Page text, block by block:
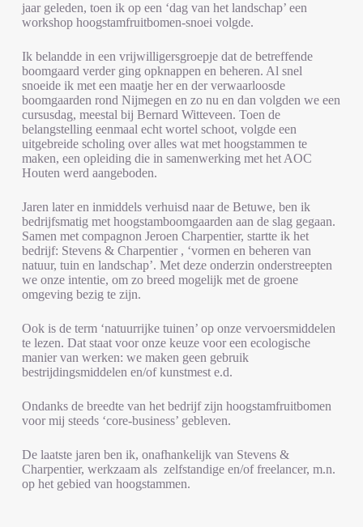
jaar geleden, toen ik op een ‘dag van het landschap’ een
workshop hoogstamfruitbomen-snoei volgde.
Ik belandde in een vrijwilligersgroepje dat de betreffende
boomgaard verder ging opknappen en beheren. Al snel
snoeide ik met een maatje her en der verwaarloosde
boomgaarden rond Nijmegen en zo nu en dan volgden we een
cursusdag, meestal bij Bernard Witteveen. Toen de
belangstelling eenmaal echt wortel schoot, volgde een
uitgebreide scholing over alles wat met hoogstammen te
maken, een opleiding die in samenwerking met het AOC
Houten werd aangeboden.
Jaren later en inmiddels verhuisd naar de Betuwe, ben ik
bedrijfsmatig met hoogstamboomgaarden aan de slag gegaan.
Samen met compagnon Jeroen Charpentier, startte ik het
bedrijf: Stevens & Charpentier , ‘vormen en beheren van
natuur, tuin en landschap’. Met deze onderzin onderstreepten
we onze intentie, om zo breed mogelijk met de groene
omgeving bezig te zijn.
Ook is de term ‘natuurrijke tuinen’ op onze vervoersmiddelen
te lezen. Dat staat voor onze keuze voor een ecologische
manier van werken: we maken geen gebruik
bestrijdingsmiddelen en/of kunstmest e.d.
Ondanks de breedte van het bedrijf zijn hoogstamfruitbomen
voor mij steeds ‘core-business’ gebleven.
De laatste jaren ben ik, onafhankelijk van Stevens &
Charpentier, werkzaam als zelfstandige en/of freelancer, m.n.
op het gebied van hoogstammen.